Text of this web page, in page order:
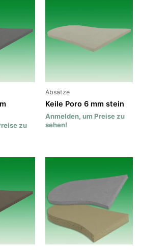
zu
Absätze
Keile Poro 6 mm stein
Anmelden, um Preise zu
sehen!